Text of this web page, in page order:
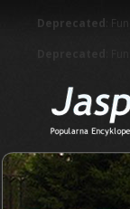
Deprecated :